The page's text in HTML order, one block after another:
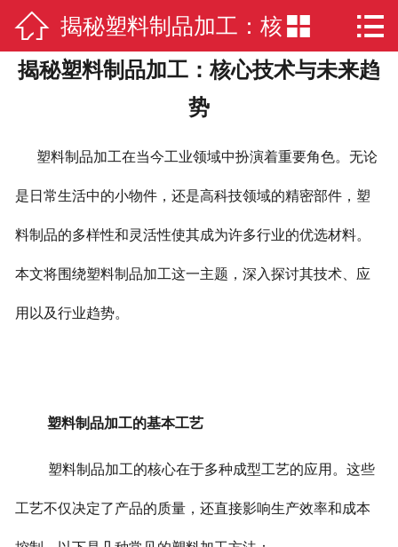
 网站首页
公司简介
新闻中心
厂房实景
 揭秘塑料制品加工：核
心技术与未来趋势
 
揭秘塑料制品加工：核心技术与未来趋
势
塑料制品加工在当今工业领域中扮演着重要角色。无论
是日常生活中的小物件，还是高科技领域的精密部件，塑
料制品的多样性和灵活性使其成为许多行业的优选材料。
本文将围绕塑料制品加工这一主题，深入探讨其技术、应
用以及行业趋势。
塑料制品加工的基本工艺
塑料制品加工的核心在于多种成型工艺的应用。这些
工艺不仅决定了产品的质量，还直接影响生产效率和成本